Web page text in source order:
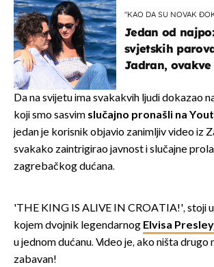
"KAO DA SU NOVAK
Jedan od
svjetskih
Jadran,
Da na svijetu ima svakakvih ljudi dokazao
koji smo sasvim slučajno pronašli na
jedan je korisnik objavio zanimljiv video iz
svakako zaintrigirao javnost i slučajne
zagrebačkog dućana.
'THE KING IS ALIVE IN CROATIA!', stoji
kojem dvojnik legendarnog Elvisa
u jednom dućanu. Video je, ako ništa drugo
zabavan!